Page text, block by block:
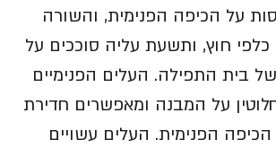
על הכיפה הפנימית, והשורה
כלפי חוץ, ותשעת עליה סוככים על
בית התפילה. העלים הפנימיים
על המבנה ומאפשרים חדירת
הכיפה הפנימית. העלים עשויים